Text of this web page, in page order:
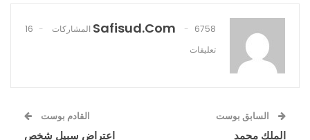
Safisud.com 6758 المشاركات
16
تعليقات
السابق بوست
الملك محمد
القادم بوست
اعتراض سبيل شخص